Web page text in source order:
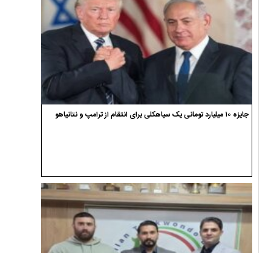
جایزه ۱۰ میلیارد تومانی یک سیاهکلی برای انتقام از ترامپ و نتانیاهو